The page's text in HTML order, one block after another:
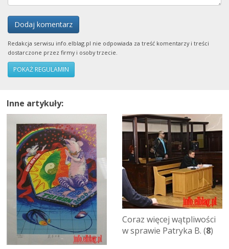
Dodaj komentarz
Redakcja serwisu info.elblag.pl nie odpowiada za treść komentarzy i treści
dostarczone przez firmy i osoby trzecie.
POKAŻ REGULAMIN
Inne artykuły:
Coraz więcej wątpliwości
w sprawie Patryka B. (8)